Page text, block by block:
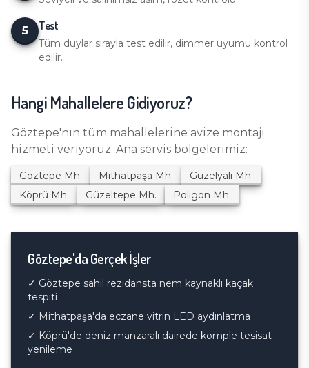
5 Test
Tüm duylar sırayla test edilir, dimmer uyumu kontrol
edilir.
Hangi Mahallelere Gidiyoruz?
Göztepe'nın tüm mahallelerine avize montajı
hizmeti veriyoruz. Ana servis bölgelerimiz:
Göztepe Mh. Mithatpaşa Mh. Güzelyalı Mh.
Köprü Mh. Güzeltepe Mh. Poligon Mh.
Göztepe'da Gerçek İşler
✓ Göztepe sahil rezidansta nem kaynaklı kaçak
tespiti
✓ Mithatpaşa'da eczane vitrin LED aydınlatma
✓ Köprü'de deniz manzaralı dairede komple tesisat
yenileme